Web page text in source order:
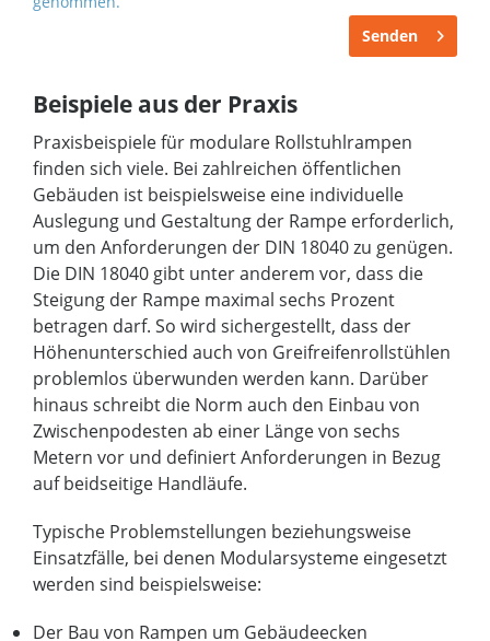
Senden
Beispiele aus der Praxis
Praxisbeispiele für modulare Rollstuhlrampen
finden sich viele. Bei zahlreichen öffentlichen
Gebäuden ist beispielsweise eine individuelle
Auslegung und Gestaltung der Rampe erforderlich,
um den Anforderungen der DIN 18040 zu genügen.
Die DIN 18040 gibt unter anderem vor, dass die
Steigung der Rampe maximal sechs Prozent
betragen darf. So wird sichergestellt, dass der
Höhenunterschied auch von Greifreifenrollstühlen
problemlos überwunden werden kann. Darüber
hinaus schreibt die Norm auch den Einbau von
Zwischenpodesten ab einer Länge von sechs
Metern vor und definiert Anforderungen in Bezug
auf beidseitige Handläufe.
Typische Problemstellungen beziehungsweise
Einsatzfälle, bei denen Modularsysteme eingesetzt
werden sind beispielsweise:
Der Bau von Rampen um Gebäudeecken